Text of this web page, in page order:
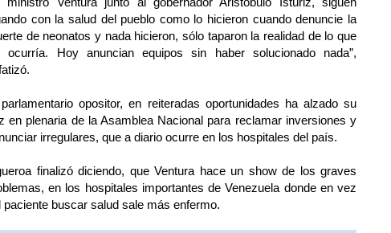
con la salud del pueblo como lo hicieron cuando denuncie la
de neonatos y nada hicieron, sólo taparon la realidad de lo que
ocurría. Hoy anuncian equipos sin haber solucionado nada”,
opositor, en reiteradas oportunidades ha alzado su
en plenaria de la Asamblea Nacional para reclamar inversiones y
irregulares, que a diario ocurre en los hospitales del país.
finalizó diciendo, que Ventura hace un show de los graves
en los hospitales importantes de Venezuela donde en vez
paciente buscar salud sale más enfermo.